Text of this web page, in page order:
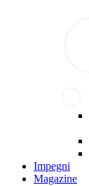
Impegni
Magazine